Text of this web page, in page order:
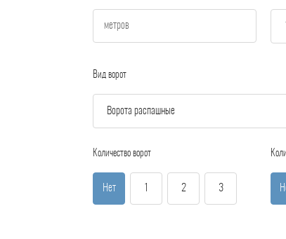
Вид ворот
Количество ворот
Нет 2 3